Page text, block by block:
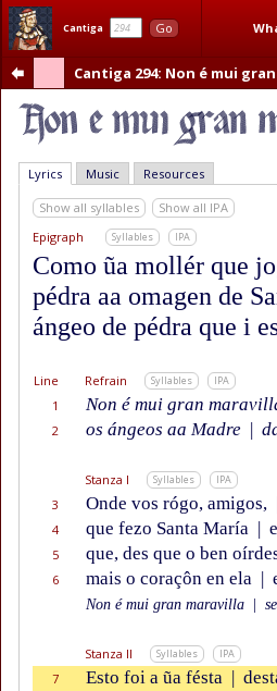
Cantiga Go
Cantiga 294: Non é mui
Lyrics Music Resources
Show all syllables
Show all IPA
Epigraph
Syllables IPA
Como ũa mollér que
pédra aa omagen de
ángeo de pédra que i
Line Refrain Syllables IPA
1 Non é mui gran
2 os ángeos aa Madre |
Stanza I Syllables IPA
3 Onde vos rógo, amigos,
4 que fezo Santa María |
5 que, des que o ben
6 mais o coraçôn en ela |
Non é mui gran maravilla
Stanza II Syllables IPA
7 Esto foi a ũa fésta |